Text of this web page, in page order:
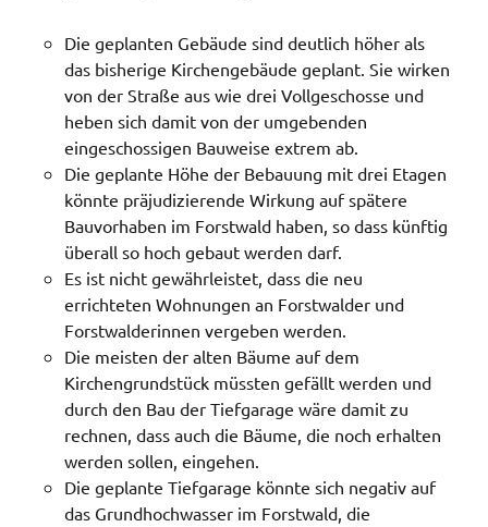
Die geplanten Gebäude sind deutlich höher als
das bisherige Kirchengebäude geplant. Sie wirken
von der Straße aus wie drei Vollgeschosse und
heben sich damit von der umgebenden
eingeschossigen Bauweise extrem ab.
Die geplante Höhe der Bebauung mit drei Etagen
könnte präjudizierende Wirkung auf spätere
Bauvorhaben im Forstwald haben, so dass künftig
überall so hoch gebaut werden darf.
Es ist nicht gewährleistet, dass die neu
errichteten Wohnungen an Forstwalder und
Forstwalderinnen vergeben werden.
Die meisten der alten Bäume auf dem
Kirchengrundstück müssten gefällt werden und
durch den Bau der Tiefgarage wäre damit zu
rechnen, dass auch die Bäume, die noch erhalten
werden sollen, eingehen.
Die geplante Tiefgarage könnte sich negativ auf
das Grundhochwasser im Forstwald, die